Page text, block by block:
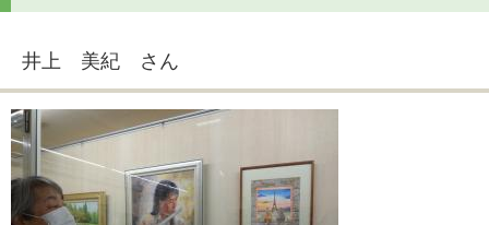
井上 美紀 さん